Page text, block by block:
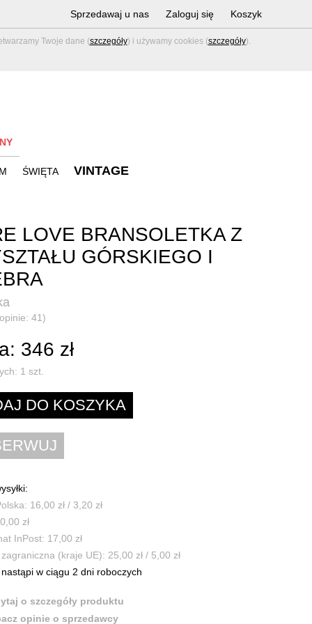
Twoje dane (szczegóły) i używamy cookies (szczegóły).
Sprzedawaj u nas Zaloguj się Koszyk
ŚWIĘTA VINTAGE
LOVE BRANSOLETKA Z
GÓRSKIEGO I
41)
346 zł
1 szt.
16,00 zł / 3,20 zł
zł
InPost: 17,00 zł
zagraniczna (kraje UE): 25,00 zł / 5,00 zł
nastąpi w ciągu 2 dni roboczych
o szczegóły produktu
opinie o sprzedawcy